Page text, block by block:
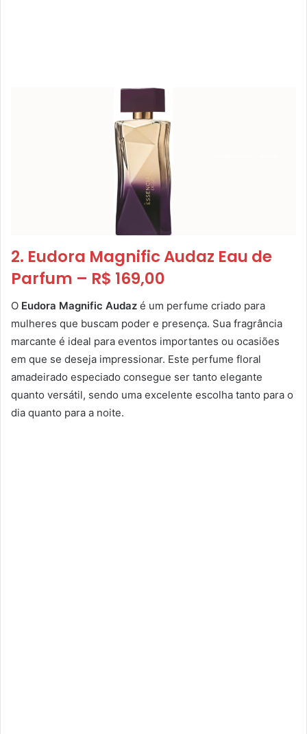
2. Eudora Magnific Audaz Eau de
Parfum – R$ 169,00
O Eudora Magnific Audaz é um perfume criado para
mulheres que buscam poder e presença. Sua fragrância
marcante é ideal para eventos importantes ou ocasiões
em que se deseja impressionar. Este perfume floral
amadeirado especiado consegue ser tanto elegante
quanto versátil, sendo uma excelente escolha tanto para o
dia quanto para a noite.